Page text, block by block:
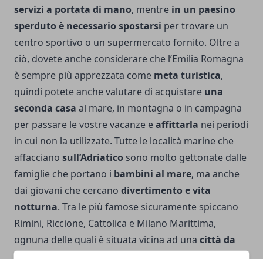
servizi a portata di mano, mentre in un paesino
sperduto è necessario spostarsi per trovare un
centro sportivo o un supermercato fornito. Oltre a
ciò, dovete anche considerare che l’Emilia Romagna
è sempre più apprezzata come meta turistica,
quindi potete anche valutare di acquistare una
seconda casa al mare, in montagna o in campagna
per passare le vostre vacanze eaffittarla nei periodi
in cui non la utilizzate. Tutte le località marine che
affacciano sull’Adriatico sono molto gettonate dalle
famiglie che portano i bambini al mare, ma anche
dai giovani che cercano divertimento e vita
notturna. Tra le più famose sicuramente spiccano
Rimini, Riccione, Cattolica e Milano Marittima,
ognuna delle quali è situata vicina ad una città da
visitare